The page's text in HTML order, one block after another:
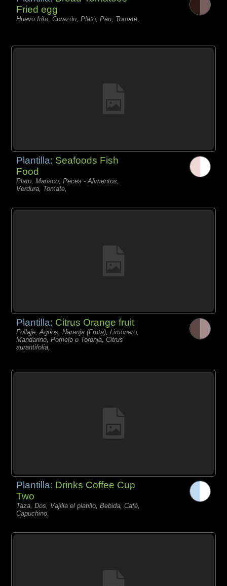
Fried egg
Huevo frito, Corazón, Plato, Pan, Tomate,
Plantilla: Seafoods Fish
Food
Plato, Marisco, Peces - Alimentos,
Verdura, Tomate,
Plantilla: Citrus Orange fruit
Follaje, Agrios, Naranja (Fruta), Limonero,
Mandarino, Pomelo o Toronja, Citrus
aurantifolia,
Plantilla: Drinks Coffee Cup
Two
Taza, Dos, Vajilla el platillo, Bebida, Café,
Capuchino,